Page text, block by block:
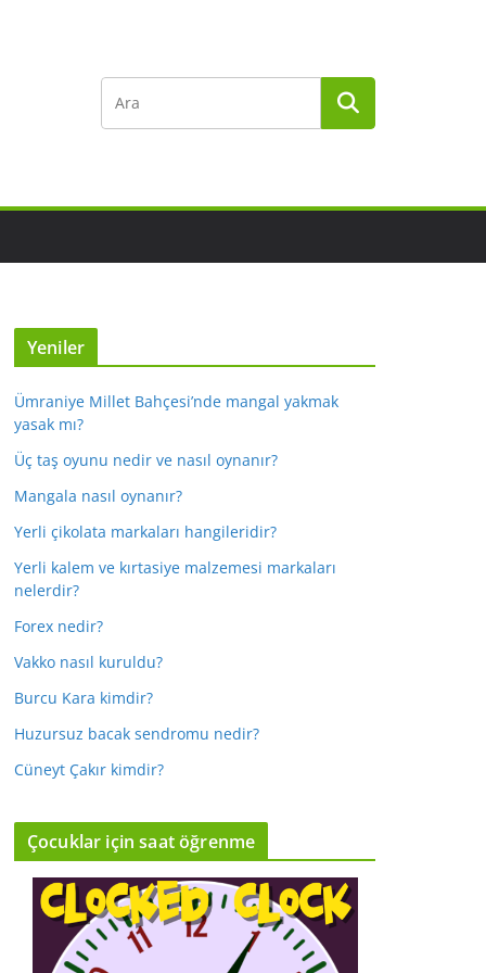
Yeniler
Ümraniye Millet Bahçesi’nde mangal yakmak
yasak mı?
Üç taş oyunu nedir ve nasıl oynanır?
Mangala nasıl oynanır?
Yerli çikolata markaları hangileridir?
Yerli kalem ve kırtasiye malzemesi markaları
nelerdir?
Forex nedir?
Vakko nasıl kuruldu?
Burcu Kara kimdir?
Huzursuz bacak sendromu nedir?
Cüneyt Çakır kimdir?
Çocuklar için saat öğrenme